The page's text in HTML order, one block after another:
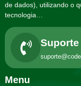
de dados), utilizando o
tecnologia…
Suporte
Menu